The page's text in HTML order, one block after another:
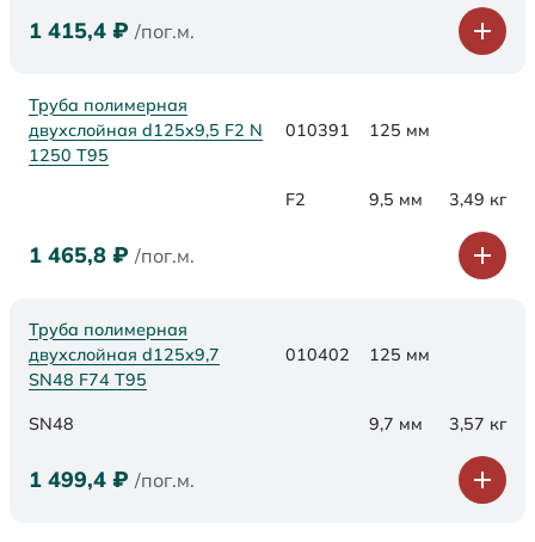
1 415,4 ₽ /пог.м.
Труба полимерная
двухслойная d125x9,5 F2 N
1250 Т95
010391 125 мм
F2 9,5 мм 3,49 кг
1 465,8 ₽ /пог.м.
Труба полимерная
двухслойная d125х9,7
SN48 F74 Т95
010402 125 мм
SN48 9,7 мм 3,57 кг
1 499,4 ₽ /пог.м.